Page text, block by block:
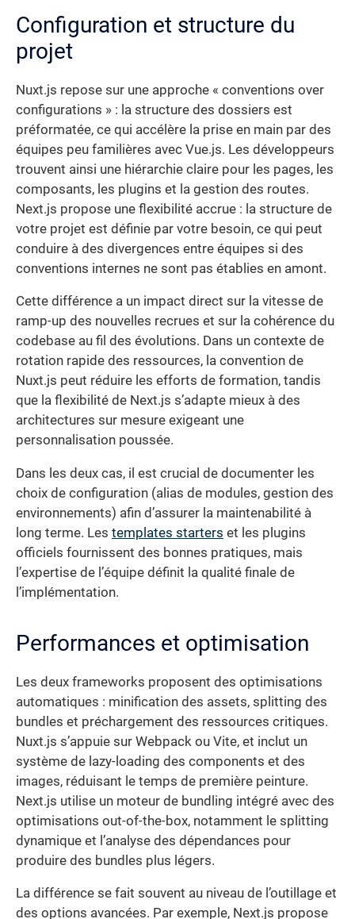
Configuration et structure du
projet
Nuxt.js repose sur une approche « conventions over
configurations » : la structure des dossiers est
préformatée, ce qui accélère la prise en main par des
équipes peu familières avec Vue.js. Les développeurs
trouvent ainsi une hiérarchie claire pour les pages, les
composants, les plugins et la gestion des routes.
Next.js propose une flexibilité accrue : la structure de
votre projet est définie par votre besoin, ce qui peut
conduire à des divergences entre équipes si des
conventions internes ne sont pas établies en amont.
Cette différence a un impact direct sur la vitesse de
ramp-up des nouvelles recrues et sur la cohérence du
codebase au fil des évolutions. Dans un contexte de
rotation rapide des ressources, la convention de
Nuxt.js peut réduire les efforts de formation, tandis
que la flexibilité de Next.js s’adapte mieux à des
architectures sur mesure exigeant une
personnalisation poussée.
Dans les deux cas, il est crucial de documenter les
choix de configuration (alias de modules, gestion des
environnements) afin d’assurer la maintenabilité à
long terme. Les templates starters et les plugins
officiels fournissent des bonnes pratiques, mais
l’expertise de l’équipe définit la qualité finale de
l’implémentation.
Performances et optimisation
Les deux frameworks proposent des optimisations
automatiques : minification des assets, splitting des
bundles et préchargement des ressources critiques.
Nuxt.js s’appuie sur Webpack ou Vite, et inclut un
système de lazy-loading des components et des
images, réduisant le temps de première peinture.
Next.js utilise un moteur de bundling intégré avec des
optimisations out-of-the-box, notamment le splitting
dynamique et l’analyse des dépendances pour
produire des bundles plus légers.
La différence se fait souvent au niveau de l’outillage et
des options avancées. Par exemple, Next.js propose